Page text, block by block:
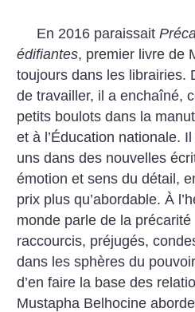
En 2016 paraissait
édifiantes, premier livre de
toujours dans les librairies.
de travailler, il a enchaîné,
petits boulots dans la
et à l’Éducation nationale.
uns dans des nouvelles
émotion et sens du détail,
prix plus qu’abordable. À
monde parle de la précarité
raccourcis, préjugés,
dans les sphères du
d’en faire la base des
Mustapha Belhocine